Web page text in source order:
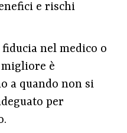
e rischi
fiducia nel medico o
è
a quando non si
per